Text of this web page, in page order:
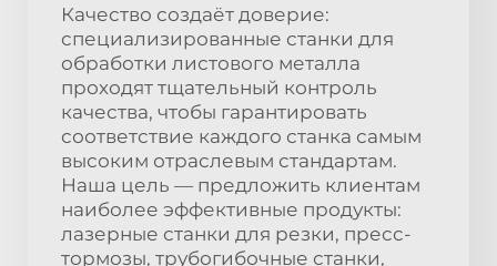
Качество создаёт доверие:
специализированные станки для
обработки листового металла
проходят тщательный контроль
качества, чтобы гарантировать
соответствие каждого станка самым
высоким отраслевым стандартам.
Наша цель — предложить клиентам
наиболее эффективные продукты:
лазерные станки для резки, пресс-
тормозы, трубогибочные станки,